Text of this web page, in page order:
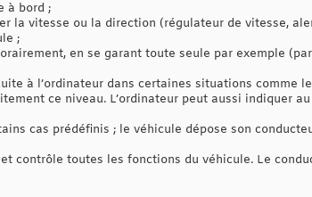
à bord ;
la vitesse ou la direction (régulateur de vitesse,
;
en se garant toute seule par exemple
à l’ordinateur dans certaines situations comme
ce niveau. L’ordinateur peut aussi indiquer
cas prédéfinis ; le véhicule dépose son
contrôle toutes les fonctions du véhicule. Le